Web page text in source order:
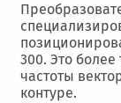
300. Это
частоты
контуре.